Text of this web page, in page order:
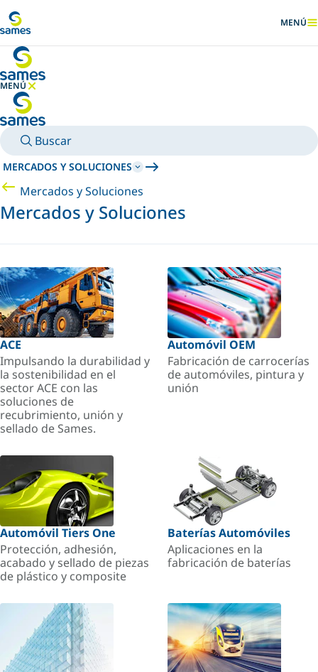
MENÚ
MENÚ
OCULTAR MENÚ
Buscar
MERCADOS Y SOLUCIONES
Mercados y Soluciones
Mercados y Soluciones
ACE
Impulsando la durabilidad y
la sostenibilidad en el
sector ACE con las
soluciones de
recubrimiento, unión y
sellado de Sames.
Automóvil OEM
Fabricación de carrocerías
de automóviles, pintura y
unión
Automóvil Tiers One
Protección, adhesión,
acabado y sellado de piezas
de plástico y composite
Baterías Automóviles
Aplicaciones en la
fabricación de baterías